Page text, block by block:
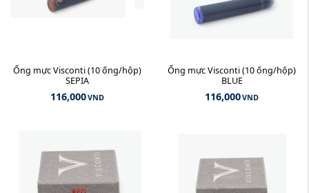
Ống mực Visconti (10 ống/hộp)
SEPIA
116,000VND
Ống mực Visconti (10 ống/hộp)
BLUE
116,000VND